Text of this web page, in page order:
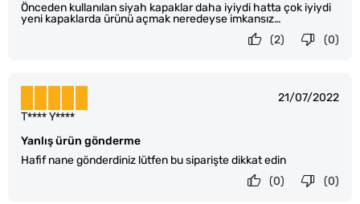
Önceden kullanılan siyah kapaklar daha iyiydi hatta çok iyiydi
yeni kapaklarda ürünü açmak neredeyse imkansız…
(0)
(2)
21/07/2022
Yanlış ürün gönderme
Hafif nane gönderdiniz lütfen bu siparişte dikkat edin
T**** Y****
(0)
(0)